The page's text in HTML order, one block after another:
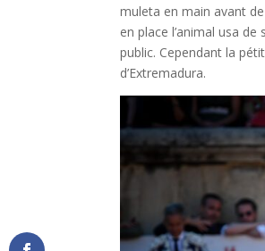
muleta en main avant
en place l’animal usa
public. Cependant la
d’Extremadura.